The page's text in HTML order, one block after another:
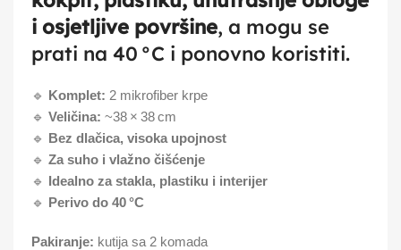
i osjetljive površine, a mogu se
prati na 40 °C i ponovno koristiti.
🔹 Komplet: 2 mikrofiber krpe
🔹 Veličina: ~38 × 38 cm
🔹 Bez dlačica, visoka upojnost
🔹 Za suho i vlažno čišćenje
🔹 Idealno za stakla, plastiku i interijer
🔹 Perivo do 40 °C
Pakiranje: kutija sa 2 komada